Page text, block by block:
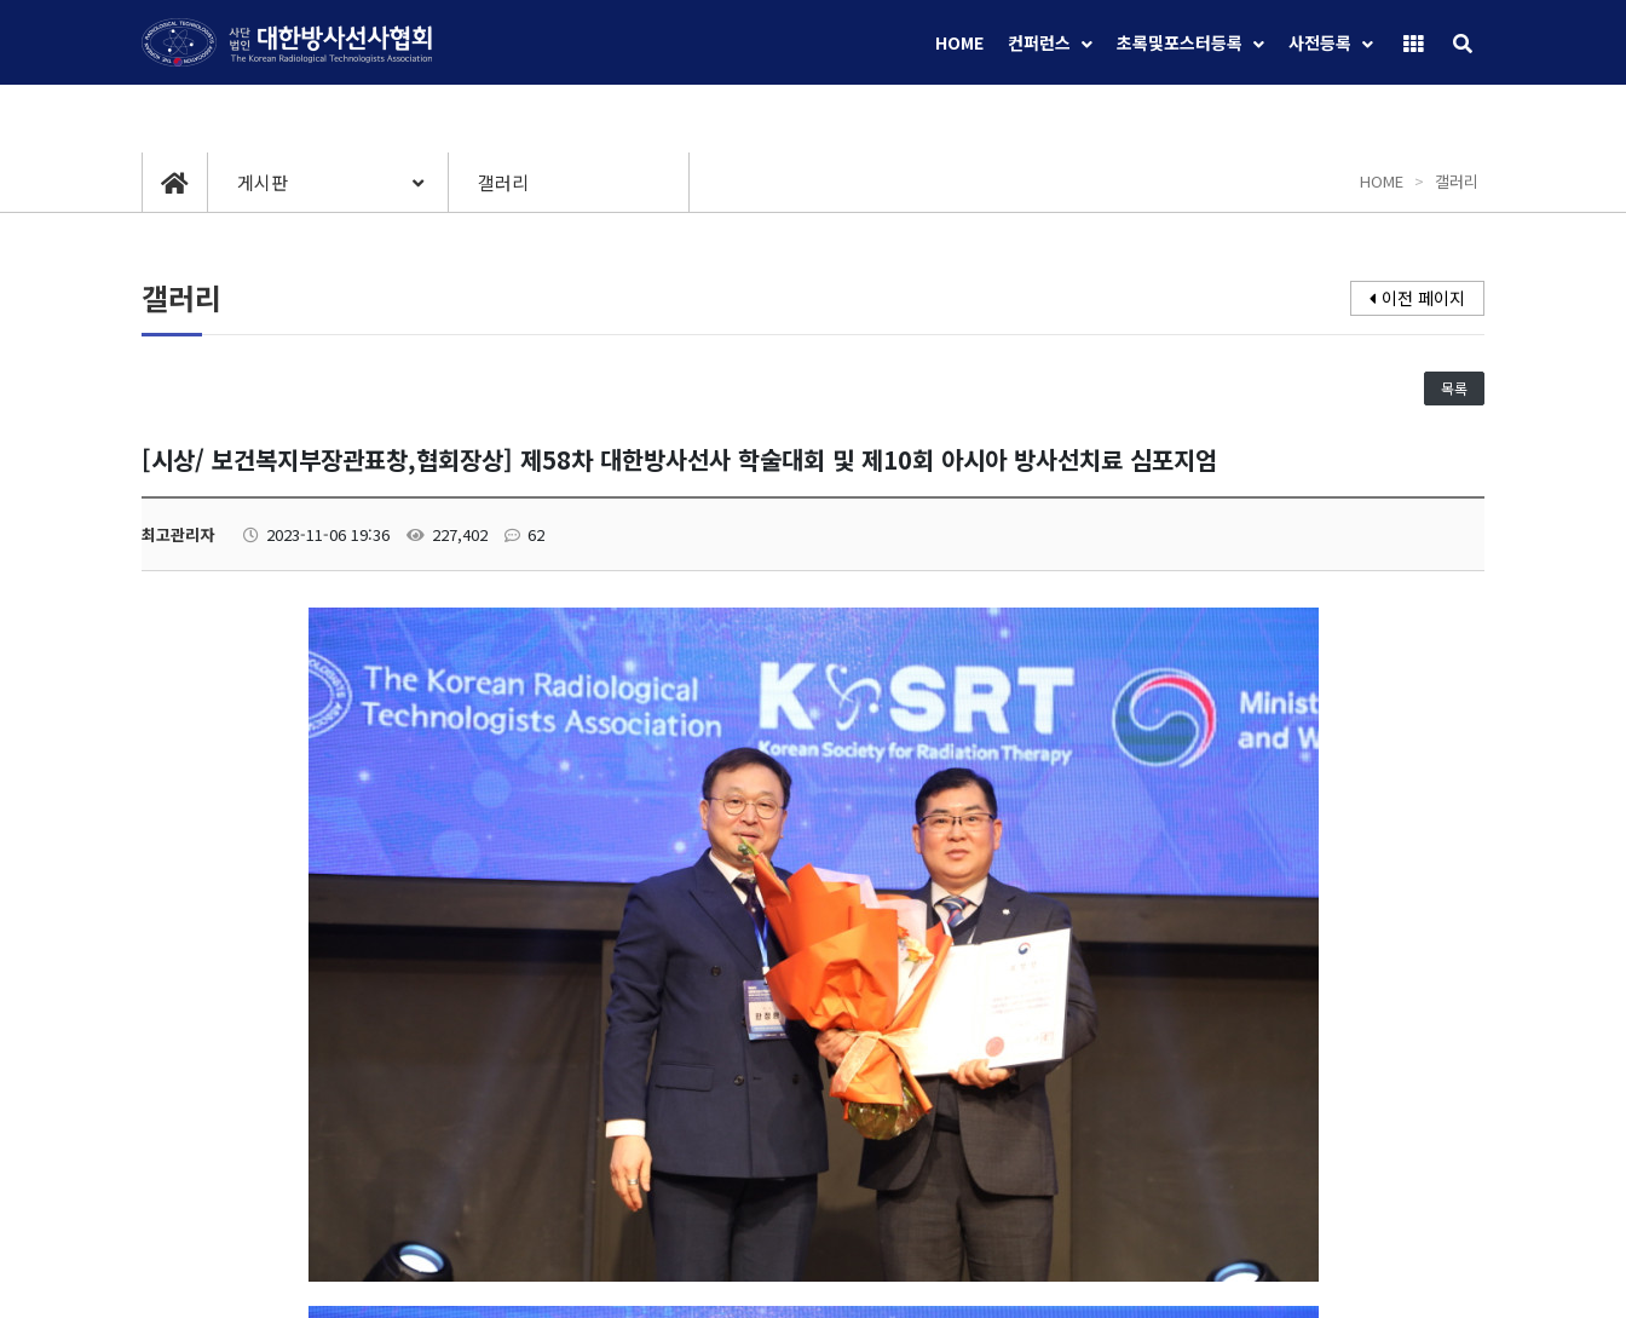
HOME 컨퍼런스 초록및포스터등록 사전등록
게시판 갤러리 HOME > 갤러리
갤러리 이전 페이지
목록
[시상/ 보건복지부장관표창,협회장상] 제58차 대한방사선사 학술대회 및 제10회 아시아 방사선치료 심포지엄
최고관리자 2023-11-06 19:36 227,402 62